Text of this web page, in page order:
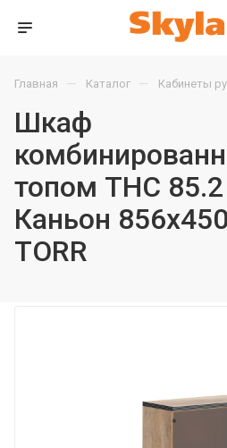
Главная — Каталог — Кабинеты
Шкаф
топом THC
Каньон
TORR